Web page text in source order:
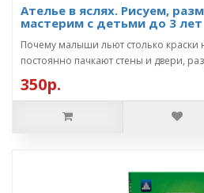
Ателье в яслях. Рисуем,
мастерим с детьми до 3 лет
Почему малыши льют столько краски
постоянно пачкают стены и двери,
350р.